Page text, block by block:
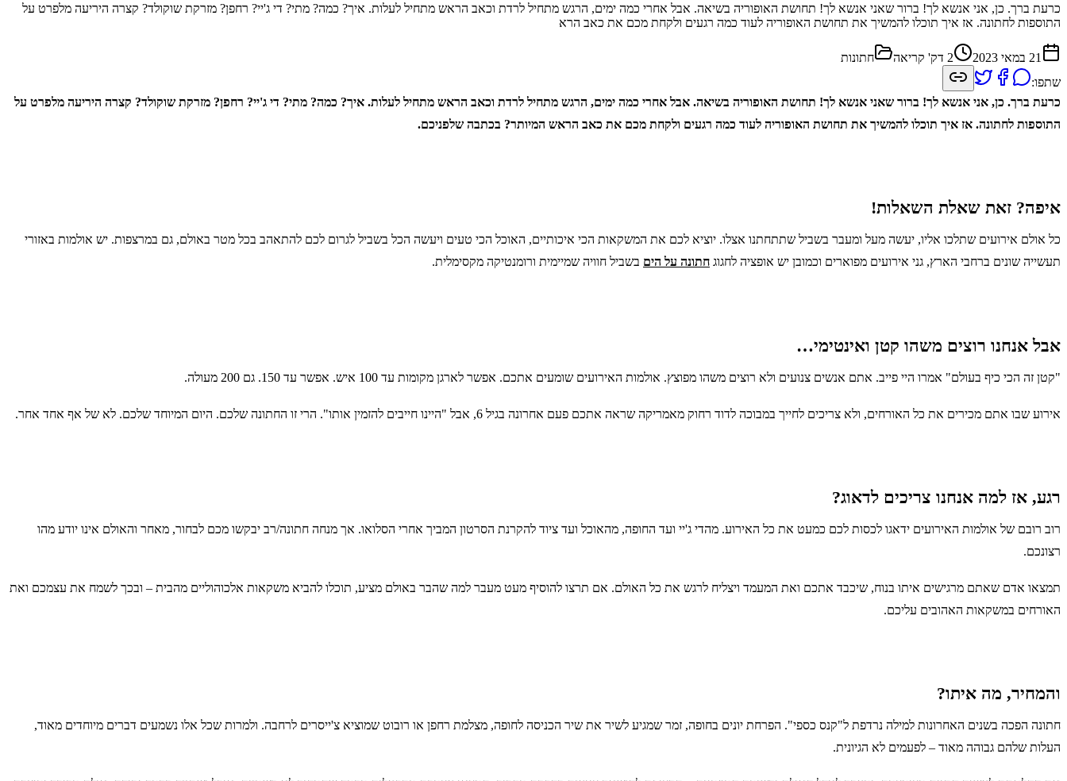
כרעת ברך. כן, אני אנשא לך! ברור שאני אנשא לך! תחושת האופוריה בשיאה. אבל אחרי כמה ימים, הרגש מתחיל לרדת וכאב הראש מתחיל לעלות. איך? כמה? מתי? די ג'יי? רחפן? מזרקת שוקולד? קצרה היריעה מלפרט על
התוספות לחתונה. אז איך תוכלו להמשיך את תחושת האופוריה לעוד כמה רגעים ולקחת מכם את כאב הרא
21 במאי 2023 2 דק' קריאה
חתונות
שתפו:
כרעת ברך. כן, אני אנשא לך! ברור שאני אנשא לך! תחושת האופוריה בשיאה. אבל אחרי כמה ימים, הרגש מתחיל לרדת וכאב הראש מתחיל לעלות. איך? כמה? מתי? די ג'יי? רחפן? מזרקת שוקולד? קצרה היריעה מלפרט על
התוספות לחתונה. אז איך תוכלו להמשיך את תחושת האופוריה לעוד כמה רגעים ולקחת מכם את כאב הראש המיותר? בכתבה שלפניכם.
איפה? זאת שאלת השאלות!
כל אולם אירועים שתלכו אליו, יעשה מעל ומעבר בשביל שתתחתנו אצלו. יוציא לכם את המשקאות הכי איכותיים, האוכל הכי טעים ויעשה הכל בשביל לגרום לכם להתאהב בכל מטר באולם, גם במרצפות. יש אולמות באזורי
תעשייה שונים ברחבי הארץ, גני אירועים מפוארים וכמובן יש אופציה לחגוג חתונה על הים בשביל חוויה שמיימית ורומנטיקה מקסימלית.
אבל אנחנו רוצים משהו קטן ואינטימי…
"קטן זה הכי כיף בעולם" אמרו היי פייב. אתם אנשים צנועים ולא רוצים משהו מפוצץ. אולמות האירועים שומעים אתכם. אפשר לארגן מקומות עד 100 איש. אפשר עד 150. גם 200 מעולה.
אירוע שבו אתם מכירים את כל האורחים, ולא צריכים לחייך במבוכה לדוד רחוק מאמריקה שראה אתכם פעם אחרונה בגיל 6, אבל "היינו חייבים להזמין אותו". הרי זו החתונה שלכם. היום המיוחד שלכם. לא של אף אחד אחר.
רגע, אז למה אנחנו צריכים לדאוג?
רוב רובם של אולמות האירועים ידאגו לכסות לכם כמעט את כל האירוע. מהדי ג'יי ועד החופה, מהאוכל ועד ציוד להקרנת הסרטון המביך אחרי הסלואו. אך מנחה חתונה/רב יבקשו מכם לבחור, מאחר והאולם אינו יודע מהו
רצונכם.
תמצאו אדם שאתם מרגישים איתו בנוח, שיכבד אתכם ואת המעמד ויצליח לרגש את כל האולם. אם תרצו להוסיף מעט מעבר למה שהבר באולם מציע, תוכלו להביא משקאות אלכוהוליים מהבית – ובכך לשמח את עצמכם ואת
האורחים במשקאות האהובים עליכם.
והמחיר, מה איתו?
חתונה הפכה בשנים האחרונות למילה נרדפת ל"קנס כספי". הפרחת יונים בחופה, זמר שמגיע לשיר את שיר הכניסה לחופה, מצלמת רחפן או רובוט שמוציא צ'ייסרים לרחבה. ולמרות שכל אלו נשמעים דברים מיוחדים מאוד,
העלות שלהם גבוהה מאוד – לפעמים לא הגיונית.